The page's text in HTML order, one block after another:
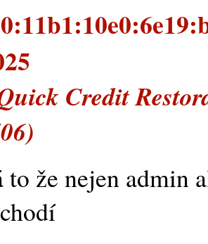
Credit
to že nejen admin